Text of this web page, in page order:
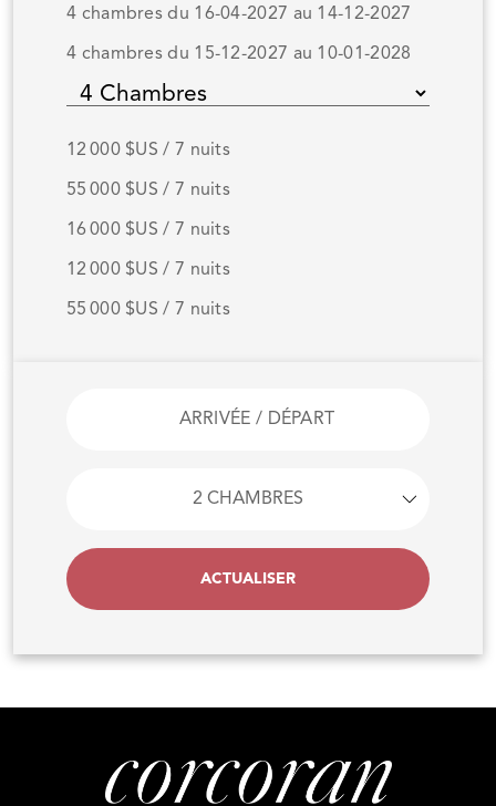
4 chambres du 16-04-2027 au 14-12-2027
4 chambres du 15-12-2027 au 10-01-2028
12 000 $US / 7 nuits
55 000 $US / 7 nuits
16 000 $US / 7 nuits
12 000 $US / 7 nuits
55 000 $US / 7 nuits
ACTUALISER